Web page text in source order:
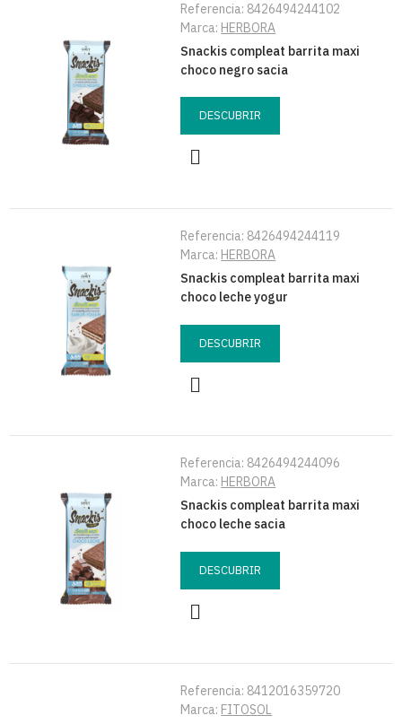
Referencia: 8426494244102
Marca: HERBORA
Snackis compleat barrita maxi
choco negro sacia
DESCUBRIR
Referencia: 8426494244119
Marca: HERBORA
Snackis compleat barrita maxi
choco leche yogur
DESCUBRIR
Referencia: 8426494244096
Marca: HERBORA
Snackis compleat barrita maxi
choco leche sacia
DESCUBRIR
Referencia: 8412016359720
Marca: FITOSOL